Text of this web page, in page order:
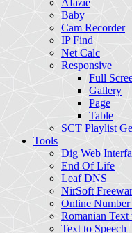
Afazie
Baby
Cam Recorder
IP Find
Net Calc
Responsive
Full
Gallery
Page
Table
SCT Playlist
Tools
Dig Web
End Of Life
Leaf DNS
NirSoft
Online Number
Romanian Text
Text to Speech